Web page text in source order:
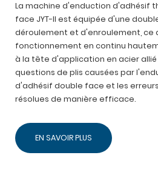
La machine d'enduction d'adhésif
face JYT-II est équipée d'une
déroulement et d'enroulement, ce
fonctionnement en continu
à la tête d'application en acier allié
questions de plis causées par
d'adhésif double face et les
résolues de manière efficace.
EN SAVOIR PLUS